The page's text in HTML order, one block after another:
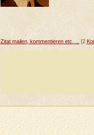
Zitat mailen, kommentieren etc. ...
[2